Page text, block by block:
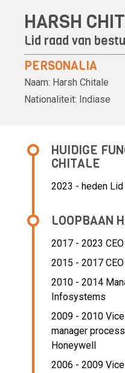
HARSH
Lid raad van
PERSONALIA
Naam: Harsh Chitale
Nationaliteit: Indiase
HUIDIGE
CHITALE
2023 - heden Lid
LOOPBAAN
2017 - 2023
2015 - 2017
2010 - 2014
Infosystems
2009 - 2010
manager
Honeywell
2006 - 2009